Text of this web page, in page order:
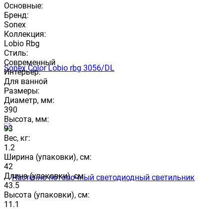
Основные:
Бренд:
Sonex
Коллекция:
Lobio Rbg
Стиль:
Современный
Интерьер:
Для ванной
Размеры:
Диаметр, мм:
390
Высота, мм:
93
Вес, кг:
1.2
Ширина (упаковки), см:
42
Длина (упаковки), см:
43.5
Высота (упаковки), см:
11.1